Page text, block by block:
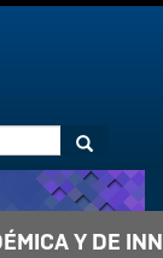
Buscar
Y DE